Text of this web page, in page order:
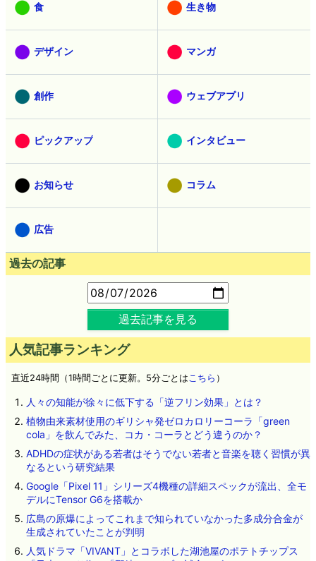
食 生き物
デザイン マンガ
創作 ウェブアプリ
ピックアップ インタビュー
お知らせ コラム
広告
過去の記事
過去記事を見る
人気記事ランキング
直近24時間（1時間ごとに更新。5分ごとはこちら ）
人々の知能が徐々に低下する「逆フリン効果」とは？
植物由来素材使用のギリシャ発ゼロカロリーコーラ「green
cola」を飲んでみた、コカ・コーラとどう違うのか？
ADHDの症状がある若者はそうでない若者と音楽を聴く習慣が異
なるという研究結果
Google「Pixel 11」シリーズ4機種の詳細スペックが流出、全モ
デルにTensor G6を搭載か
広島の原爆によってこれまで知られていなかった多成分合金が
生成されていたことが判明
人気ドラマ「VIVANT」とコラボした湖池屋のポテトチップス